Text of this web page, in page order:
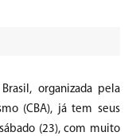
organizada pela
(CBA), já tem seus
(23), com muito